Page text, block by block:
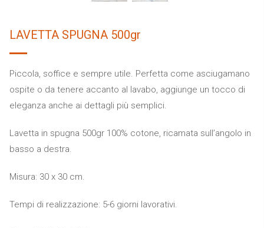
LAVETTA SPUGNA 500gr
Piccola, soffice e sempre utile. Perfetta come asciugamano
ospite o da tenere accanto al lavabo, aggiunge un tocco di
eleganza anche ai dettagli più semplici.
Lavetta in spugna 500gr 100% cotone, ricamata sull’angolo in
basso a destra.
Misura: 30 x 30 cm.
Tempi di realizzazione: 5-6 giorni lavorativi.